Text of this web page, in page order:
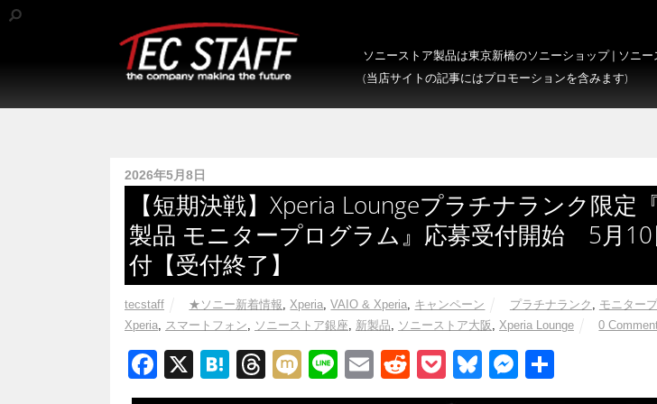
ソニーストア製品は東京新橋のソニーショップ | ソニ
(当店サイトの記事にはプロモーションを含みます)
2026年5月8日
【短期決戦】Xperia Loungeプラチナランク限定
製品 モニタープログラム』応募受付開始 5月10
付【受付終了】
tecstaff ★ソニー新着情報,Xperia,VAIO & Xperia, キャンペーン プラチナランク , モニター
Xperia, スマートフォン, ソニーストア銀座, 新製品, ソニーストア大阪 , Xperia Lounge 0
F
a
X
H
at
T
hr
M
ixi
Li
n
E
m
R
e
P
o
Bl
u
M
e
有